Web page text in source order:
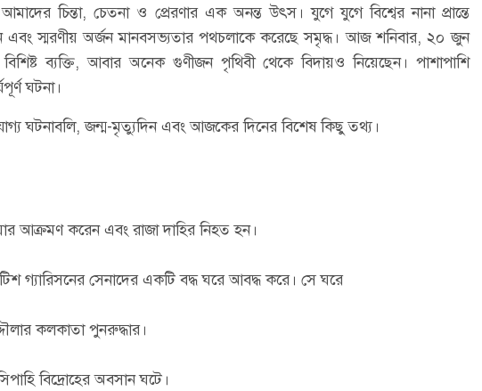
চিন্তা, চেতনা ও প্রেরণার এক অনন্ত উৎস। যুগে যুগে বিশ্বের নানা প্রান্তে
এবং স্মরণীয় অর্জন মানবসভ্যতার পথচলাকে করেছে সমৃদ্ধ। আজ শনিবার, ২০ জুন
ব্যক্তি, আবার অনেক গুণীজন পৃথিবী থেকে বিদায়ও নিয়েছেন। পাশাপাশি
ঘটনা।
ঘটনাবলি, জন্ম-মৃত্যুদিন এবং আজকের দিনের বিশেষ কিছু তথ্য।
আক্রমণ করেন এবং রাজা দাহির নিহত হন।
গ্যারিসনের সেনাদের একটি বদ্ধ ঘরে আবদ্ধ করে। সে ঘরে
কলকাতা পুনরুদ্ধার।
বিদ্রোহের অবসান ঘটে।